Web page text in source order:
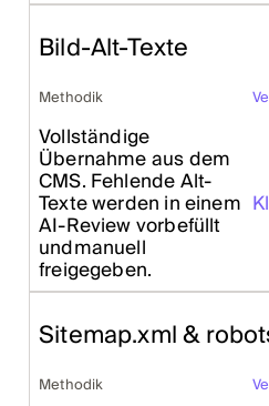
Bild-Alt-Texte
Methodik
Vollständige
Übernahme aus dem
CMS. Fehlende Alt-
Texte werden in einem
AI-Review vorbefüllt
undmanuell
freigegeben.
Sitemap.xml &
Methodik